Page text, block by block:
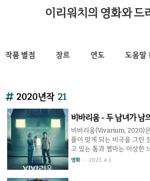
이리워치의 영화와 드
작품 별점 장르 연도 도움말
2020년작 21
비바리움 - 두 남녀가 남
이유
비바리움(Vivarium, 2020)
플이 맞게 되는 비극을 그린
고 있는 톰과 젬마는 이상한
교외에 있는 욘더라는 주택단
영화 2023. 4. 1.